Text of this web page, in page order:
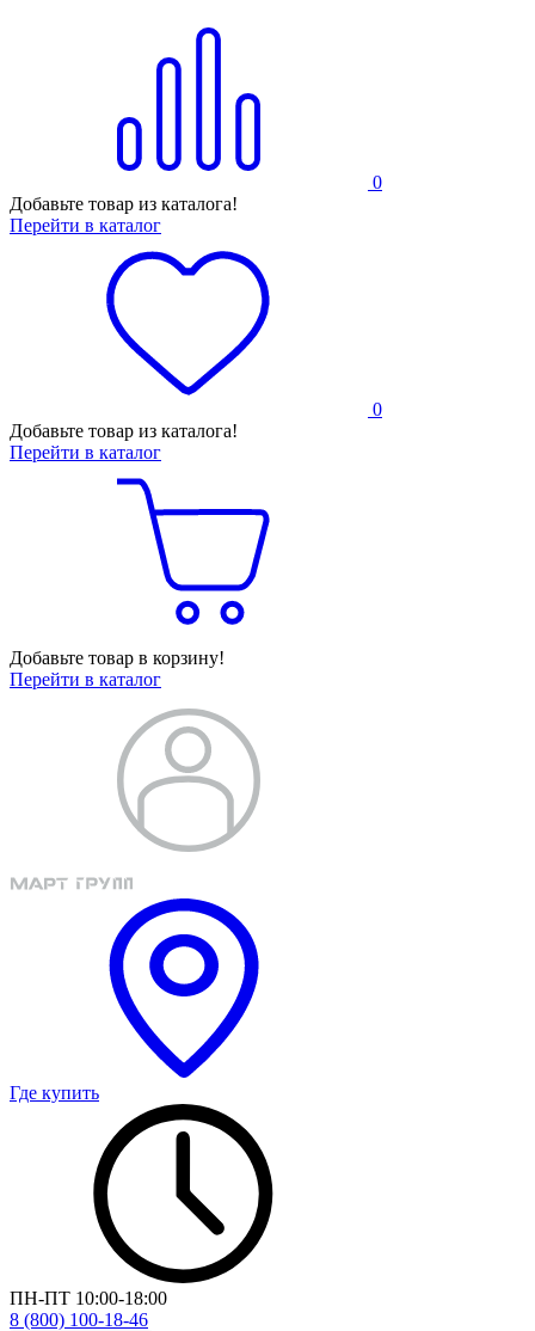
0
Добавьте товар из каталога!
Перейти в каталог
0
Добавьте товар из каталога!
Перейти в каталог
Добавьте товар в корзину!
Перейти в каталог
Где купить
ПН-ПТ 10:00-18:00
8 (800) 100-18-46